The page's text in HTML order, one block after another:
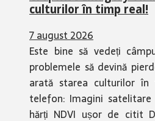
culturilor în timp real!
7 august 2026
Este bine să vedeți
problemele să devină
arată starea culturilor
telefon: Imagini
hărți NDVI ușor de citit